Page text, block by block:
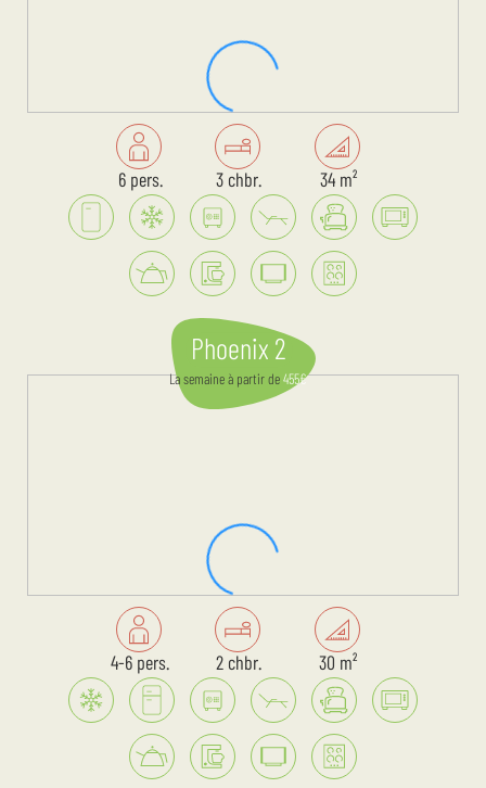
6 pers. 3 chbr. 34 m²
Phoenix 2
La semaineà partir de455€
4-6 pers. 2 chbr. 30 m²